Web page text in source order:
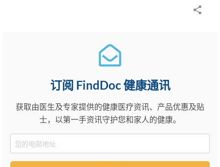
订阅 FindDoc 健康通讯
获取由医生及专家提供的健康医疗资讯、产品优惠及贴
士，以第一手资讯守护您和家人的健康。
Email